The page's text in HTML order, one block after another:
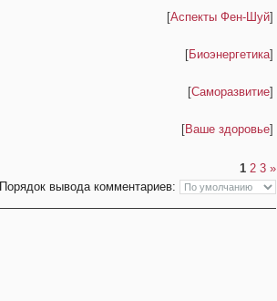
[Аспекты Фен-Шуй]
[Биоэнергетика]
[Саморазвитие]
[Ваше здоровье]
1 2 3 »
Порядок вывода комментариев: